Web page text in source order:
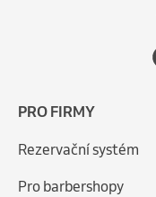
PRO FIRMY
Rezervační systém
Pro barbershopy